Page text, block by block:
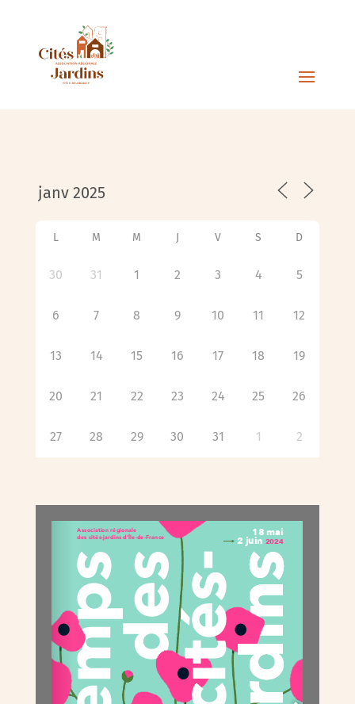
L M M J V S D
30 31 1 2 3 4 5
6 7 8 9 10 11 12
13 14 15 16 17 18 19
20 21 22 23 24 25 26
27 28 29 30 31 1 2